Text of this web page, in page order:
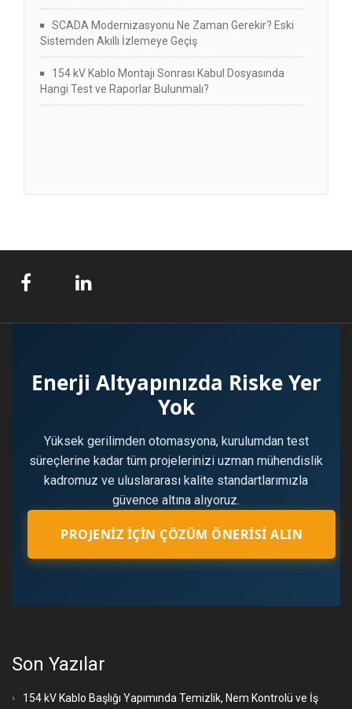
SCADA Modernizasyonu Ne Zaman Gerekir? Eski
Sistemden Akıllı İzlemeye Geçiş
154 kV Kablo Montajı Sonrası Kabul Dosyasında
Hangi Test ve Raporlar Bulunmalı?
Enerji Altyapınızda Riske Yer
Yok
Yüksek gerilimden otomasyona, kurulumdan test
süreçlerine kadar tüm projelerinizi uzman mühendislik
kadromuz ve uluslararası kalite standartlarımızla
güvence altına alıyoruz.
PROJENIZ İÇIN ÇÖZÜM ÖNERISI ALIN
Son Yazılar
154 kV Kablo Başlığı Yapımında Temizlik, Nem Kontrolü ve İş